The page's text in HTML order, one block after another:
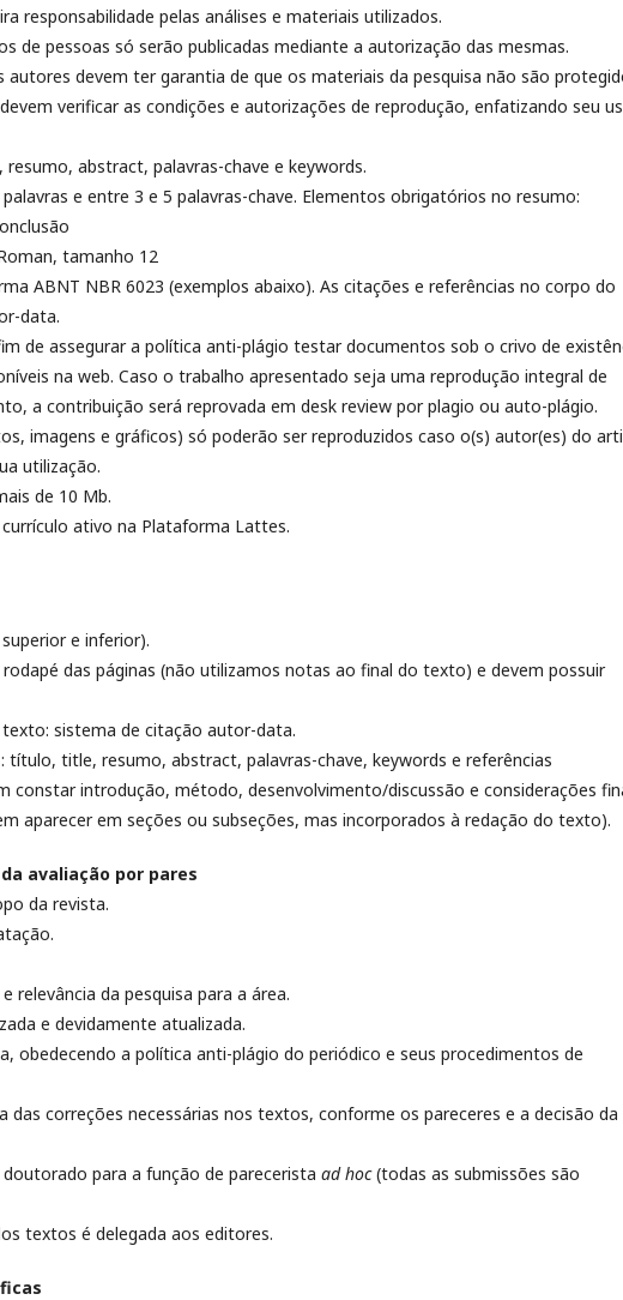
responsabilidade pelas análises e materiais utilizados.
de pessoas só serão publicadas mediante a autorização das mesmas.
autores devem ter garantia de que os materiais da pesquisa não são
verificar as condições e autorizações de reprodução, enfatizando seu
abstract, palavras-chave e keywords.
e entre 3 e 5 palavras-chave. Elementos obrigatórios no resumo:
tamanho 12
ABNT NBR 6023 (exemplos abaixo). As citações e referências no corpo do
data.
de assegurar a política anti-plágio testar documentos sob o crivo de
na web. Caso o trabalho apresentado seja uma reprodução integral de
a contribuição será reprovada em desk review por plagio ou auto-plágio.
imagens e gráficos) só poderão ser reproduzidos caso o(s) autor(es) do
utilização.
de 10 Mb.
ativo na Plataforma Lattes.
e inferior).
das páginas (não utilizamos notas ao final do texto) e devem possuir
sistema de citação autor-data.
title, resumo, abstract, palavras-chave, keywords e referências
constar introdução, método, desenvolvimento/discussão e considerações
aparecer em seções ou subseções, mas incorporados à redação do texto).
avaliação por pares
da revista.
relevância da pesquisa para a área.
e devidamente atualizada.
obedecendo a política anti-plágio do periódico e seus procedimentos de
das correções necessárias nos textos, conforme os pareceres e a decisão da
para a função de parecerista ad hoc(todas as submissões são
textos é delegada aos editores.